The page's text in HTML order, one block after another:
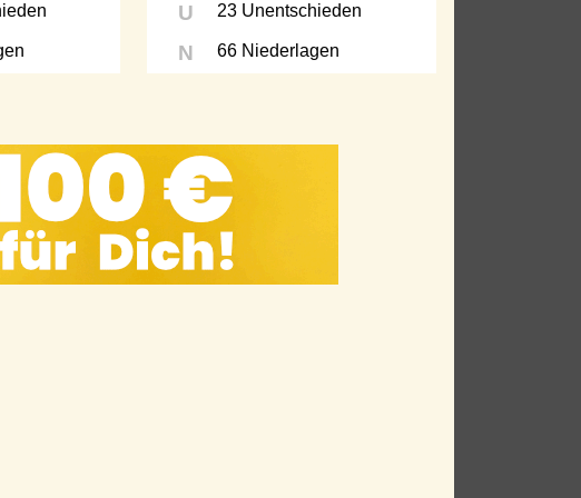
U 23 Unentschieden
N 66 Niederlagen